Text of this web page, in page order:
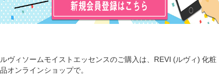
ルヴィソームモイストエッセンスのご購入は、REVI (ルヴィ) 化粧
品オンラインショップで。